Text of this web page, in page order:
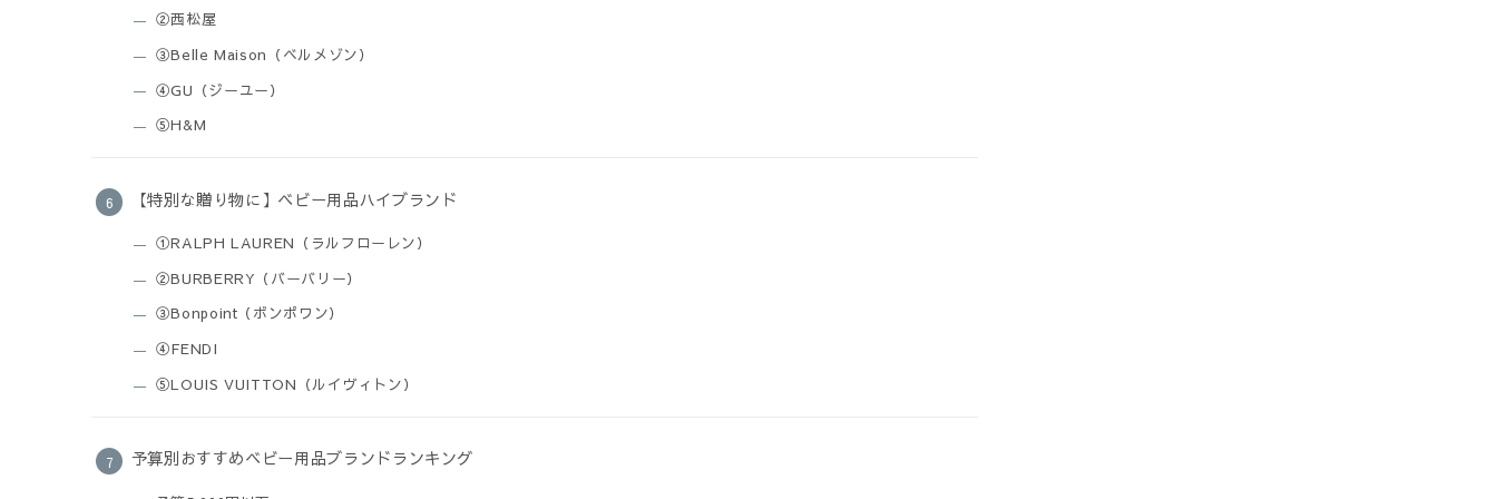
②西松屋
③Belle Maison（ベルメゾン）
④GU（ジーユー）
⑤H&M
【特別な贈り物に】ベビー用品ハイブランド
①RALPH LAUREN（ラルフローレン）
②BURBERRY（バーバリー）
③Bonpoint（ボンポワン）
④FENDI
⑤LOUIS VUITTON（ルイヴィトン）
予算別おすすめベビー用品ブランドランキング